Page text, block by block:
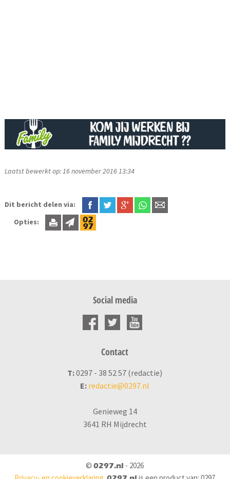
Laatst bewerkt op: 16 november 2016 13:34
Dit bericht delen via:
Opties:
Social media
Contact
T:0297 - 38 52 57 (redactie)
E: redactie@0297.nl
Genieweg 14
3641 RH Mijdrecht
©0297.nl - 2026